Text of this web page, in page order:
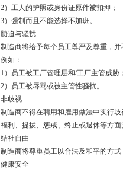
2）工人的护照或身份证原件被扣押；
3）强制而且不能选择不加班。
胁迫与骚扰
制造商将给予每个员工尊严及尊重，
例如：
1）员工被工厂管理层和/工厂主管威胁
2）员工被辱骂或被主管性骚扰。
非歧视
制造商不得在聘用和雇用做法中实行
福利、提拔、惩戒、终止或退休等方
结社自由
制造商将尊重员工以合法及和平的方
健康安全